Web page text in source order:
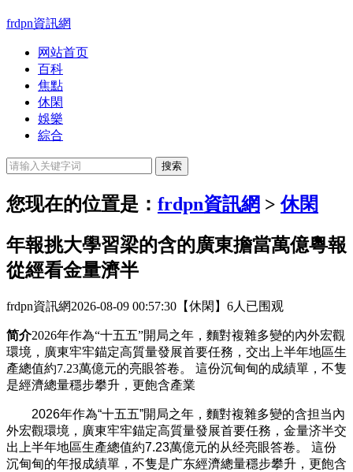
frdpn資訊網
网站首页
百科
焦點
休閑
娛樂
綜合
您现在的位置是： frdpn資訊網 >休閑
年報挑大學習梁的含的廣東擔當萬億粵報
從經看金量濟半
frdpn資訊網2026-08-09 00:57:30 【休閑】 6人已围观
简介2026年作為“十五五”開局之年，麵對複雜多變的內外宏觀
環境，廣東牢牢錨定高質量發展首要任務，交出上半年地區生
產總值約7.23萬億元的亮眼答卷。 這份沉甸甸的成績單，不隻
是經濟總量穩步攀升，更飽含產業
2026年作為“十五五”開局之年，麵對複雜多變的含担当內
外宏觀環境，廣東牢牢錨定高質量發展首要任務，金量济半交
出上半年地區生產總值約7.23萬億元的从经亮眼答卷。 這份
沉甸甸的年报成績單，不隻是广东經濟總量穩步攀升，更飽含